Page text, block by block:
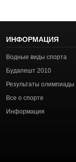
ИНФОРМАЦИЯ
Водные виды спорта
Будапешт 2010
Результаты олимпиады
Все о спорте
Информация